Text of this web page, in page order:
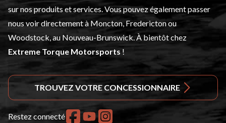
sur nos produits et services. Vous pouvez également passer
nous voir directement à Moncton, Fredericton ou
Woodstock, au Nouveau-Brunswick. À bientôt chez
Extreme Torque Motorsports !
TROUVEZ VOTRE CONCESSIONNAIRE
Restez connecté